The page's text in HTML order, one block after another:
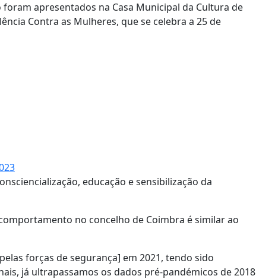
apresentados na Casa Municipal da Cultura de
Contra as Mulheres, que se celebra a 25 de
educação e sensibilização da
no concelho de Coimbra é similar ao
forças de segurança] em 2021, tendo sido
já ultrapassamos os dados pré-pandémicos de 2018